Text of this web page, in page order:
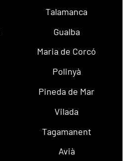
Talamanca
Gualba
Maria de Corcó
Polinyà
Pineda de Mar
Vilada
Tagamanent
Avià